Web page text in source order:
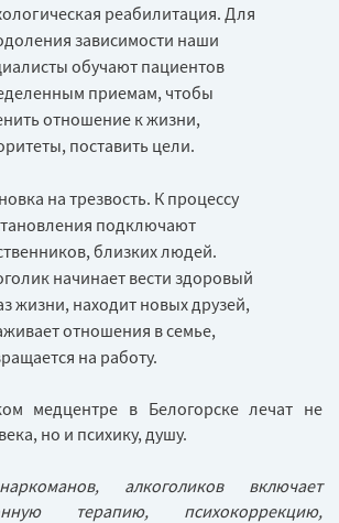
реабилитация. Для
зависимости наши
обучают пациентов
приемам, чтобы
отношение к жизни,
поставить цели.
на трезвость. К процессу
подключают
близких людей.
начинает вести здоровый
жизни, находит новых друзей,
отношения в семье,
на работу.
медцентре в Белогорске лечат не
но и психику, душу.
алкоголиков включает
терапию, психокоррекцию,